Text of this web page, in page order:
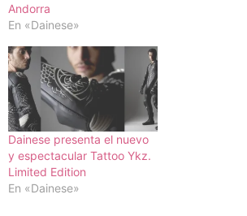
Andorra
En «Dainese»
Dainese presenta el nuevo
y espectacular Tattoo Ykz.
Limited Edition
En «Dainese»